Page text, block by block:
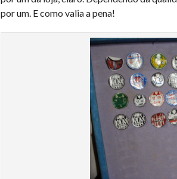
por um. E como valia a pena!